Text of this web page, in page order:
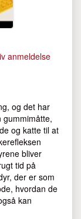
anmeldelse
og det har
gummimåtte,
og katte til at
bliver
tid på
der er som
hvordan de
kan